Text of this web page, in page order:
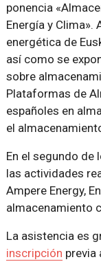
ponencia
Energía y Clima».
energética de
así como se
sobre
Plataformas de
españoles en
el
En el segundo de
las actividades
Ampere Energy,
almacenamiento
La asistencia es
inscripción previa